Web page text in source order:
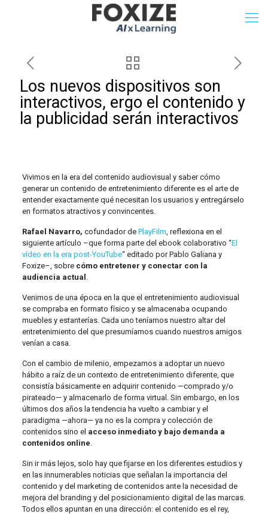
Los nuevos dispositivos son
interactivos, ergo el contenido y
la publicidad serán interactivos
Vivimos en la era del contenido audiovisual y saber cómo
generar un contenido de entretenimiento diferente es el arte de
entender exactamente qué necesitan los usuarios y entregárselo
en formatos atractivos y convincentes.
Rafael Navarro, cofundador de PlayFilm, reflexiona en el
siguiente artículo –que forma parte del ebook colaborativo “El
vídeo en la era post-YouTube“ editado por Pablo Galiana y
Foxize–, sobre cómo entretener y conectar con la
audiencia actual .
Venimos de una época en la que el entretenimiento audiovisual
se compraba en formato físico y se almacenaba ocupando
muebles y estanterías. Cada uno teníamos nuestro altar del
entretenimiento del que presumíamos cuando nuestros amigos
venían a casa.
Con el cambio de milenio, empezamos a adoptar un nuevo
hábito a raíz de un contexto de entretenimiento diferente, que
consistía básicamente en adquirir contenido —comprado y/o
pirateado— y almacenarlo de forma virtual. Sin embargo, en los
últimos dos años la tendencia ha vuelto a cambiar y el
paradigma —ahora— ya no es la compra y colección de
contenidos sino el acceso inmediato y bajo demanda a
contenidos online.
Sin ir más lejos, solo hay que fijarse en los diferentes estudios y
en las innumerables noticias que señalan la importancia del
contenido y del marketing de contenidos ante la necesidad de
mejora del branding y del posicionamiento digital de las marcas.
Todos ellos apuntan en una dirección: el contenido es el rey,